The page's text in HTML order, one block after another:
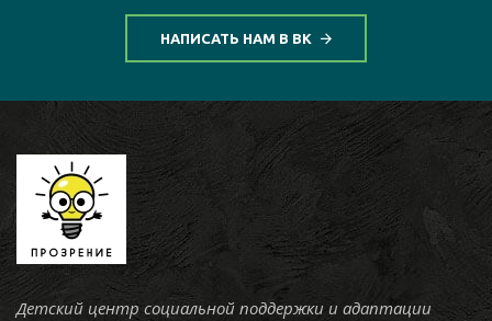
НАПИСАТЬ НАМ В ВК
Детский центр социальной поддержки и адаптации